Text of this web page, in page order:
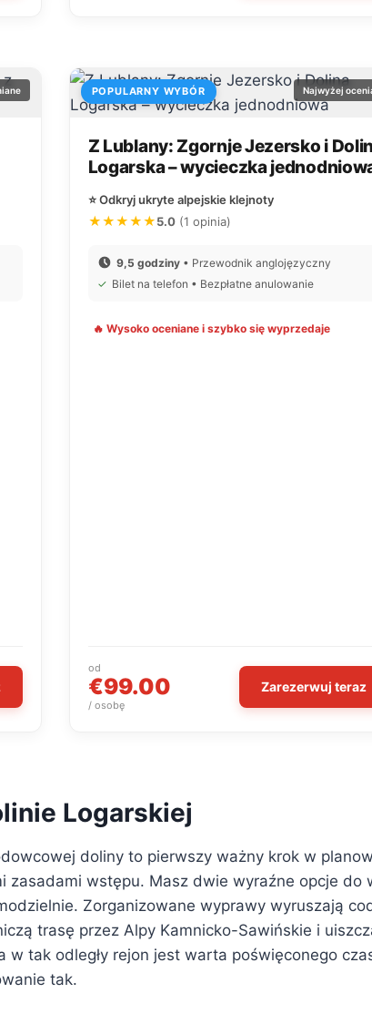
POPULARNY WYBÓR Najwyżej
Z Lublany: Zgornje Jezersko i
Logarska – wycieczka
⭐ Odkryj ukryte alpejskie klejnoty
★★★★★5.0(1 opinia)
9,5 godziny• Przewodnik anglojęzyczny
✓ Bilet na telefon • Bezpłatne anulowanie
🔥 Wysoko oceniane i szybko się wyprzedaje
od
€99.00
/ osobę
Zarezerwuj teraz
Logarskiej
doliny to pierwszy ważny krok w
zasadami wstępu. Masz dwie wyraźne opcje do
Zorganizowane wyprawy wyruszają
trasę przez Alpy Kamnicko-Sawińskie i
tak odległy rejon jest warta poświęconego
tak.